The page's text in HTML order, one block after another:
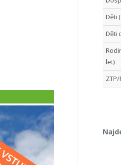
Děti
Děti
let)